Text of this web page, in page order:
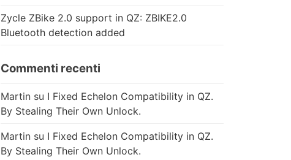
Zycle ZBike 2.0 support in QZ: ZBIKE2.0
Bluetooth detection added
Commenti recenti
Martin su I Fixed Echelon Compatibility in QZ.
By Stealing Their Own Unlock.
Martin su I Fixed Echelon Compatibility in QZ.
By Stealing Their Own Unlock.